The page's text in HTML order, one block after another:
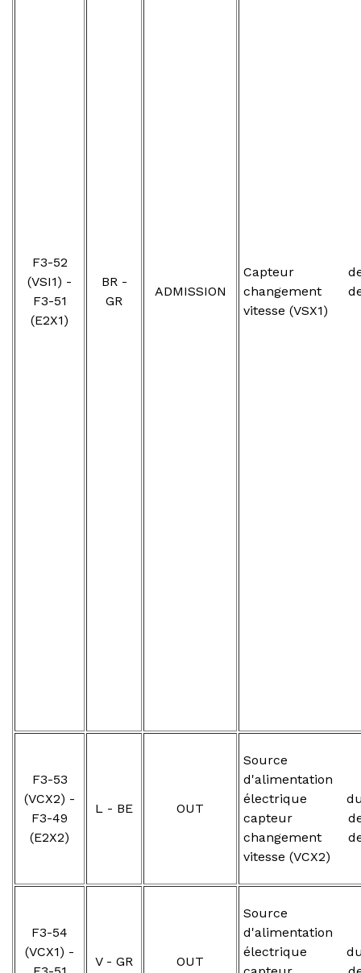
F3-52
(VSI1) -
F3-51
(E2X1)
BR -
GR
ADMISSION
Capteur
changement
vitesse (VSX1)
F3-53
(VCX2) -
F3-49
(E2X2)
L - BE OUT
Source
d'alimentation
électrique
capteur
changement
vitesse (VCX2)
F3-54
(VCX1) -
V - GR OUT
Source
d'alimentation
électrique